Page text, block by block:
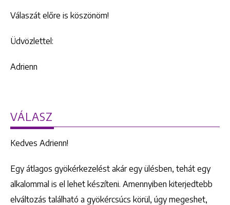
Válaszát előre is köszönöm!
Üdvözlettel:
Adrienn
VÁLASZ
Kedves Adrienn!
Egy átlagos gyökérkezelést akár egy ülésben, tehát egy
alkalommal is el lehet készíteni. Amennyiben kiterjedtebb
elváltozás található a gyökércsúcs körül, úgy megeshet,